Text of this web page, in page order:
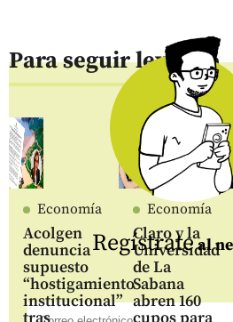
Para seguir leyendo
Economía
Acolgen
denuncia
supuesto
“hostigamiento
institucional”
tras
Economía
Claro y la
Universidad
de La
Sabana
abren 160
cupos para
Regístrateal